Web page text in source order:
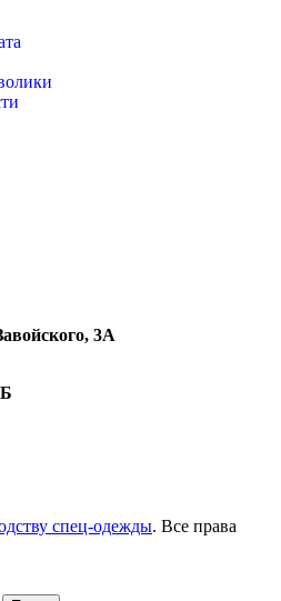
3А
спец-одежды. Все права